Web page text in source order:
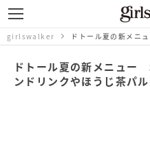
girlswalker
ドトール夏の新メニュー
ンドリンクやほうじ茶パル